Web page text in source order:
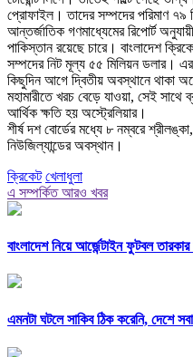
প্রোফাইল। তাদের সম্পদের পরিমাণ ৭৯
আন্তর্জাতিক গণমাধ্যেমের রিপোর্ট
পাকিস্তান রয়েছে চারে। বাংলাদেশ
সম্পদের নিট মূল্য ৫৫ মিলিয়ন ডলার।
কিছুদিন আগে দ্বিতীয় অবস্থানে থাকা
মহামারীতে খরচ বেড়ে যাওয়া, সেই সাথে
আর্থিক ক্ষতি হয় অস্ট্রেলিয়ার।
শীর্ষ দশ বোর্ডের মধ্যে ৮ নম্বরে
নিউজিল্যান্ডের অবস্থান।
ক্রিকেট খেলাধুলা
এ সম্পর্কিত আরও খবর
বাংলাদেশ নিয়ে আর্জেন্টাইন ‍ফুটবল তারকার
এমনটা ঘটলে সাকিব ঠিক করেনি, দেশে